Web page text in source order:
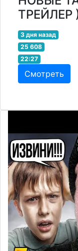
ТРЕЙЛЕР
3 дня назад
25 608
22:27
Смотреть